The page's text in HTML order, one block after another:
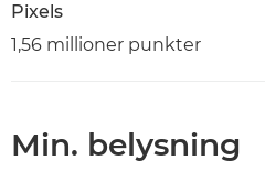
Pixels
1,56 millioner punkter
Min. belysning